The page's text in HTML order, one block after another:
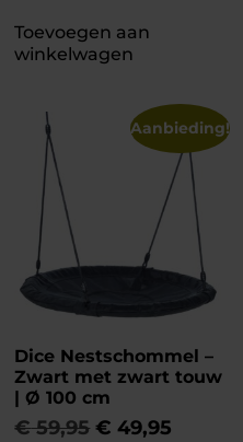
Toevoegen aan
winkelwagen
Aanbieding!
Dice Nestschommel –
Zwart met zwart touw
| Ø 100 cm
€59,95 € 49,95